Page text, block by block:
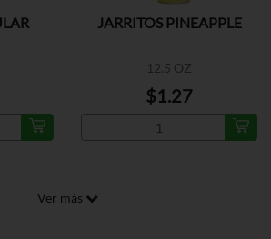
JARRITOS PINEAPPLE
12.5 OZ
$1.27
Ver más